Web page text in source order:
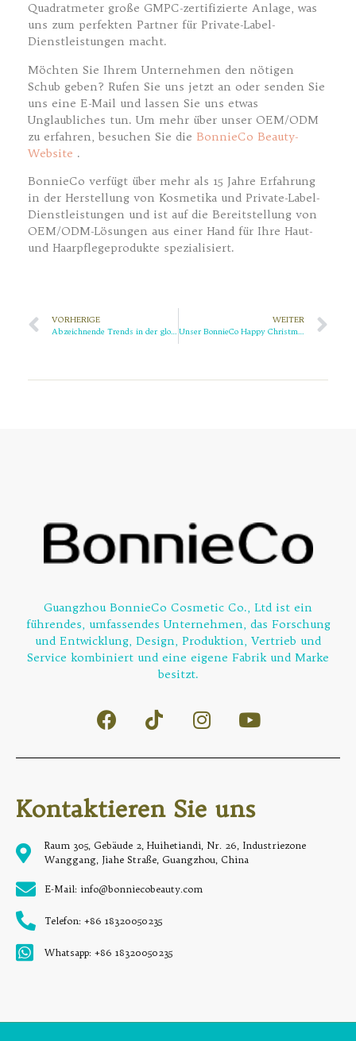
Quadratmeter große GMPC-zertifizierte Anlage, was
uns zum perfekten Partner für Private-Label-
Dienstleistungen macht.
Möchten Sie Ihrem Unternehmen den nötigen
Schub geben? Rufen Sie uns jetzt an oder senden Sie
uns eine E-Mail und lassen Sie uns etwas
Unglaubliches tun. Um mehr über unser OEM/ODM
zu erfahren, besuchen Sie die BonnieCo Beauty-
Website .
BonnieCo verfügt über mehr als 15 Jahre Erfahrung
in der Herstellung von Kosmetika und Private-Label-
Dienstleistungen und ist auf die Bereitstellung von
OEM/ODM-Lösungen aus einer Hand für Ihre Haut-
und Haarpflegeprodukte spezialisiert.
VORHERIGE
Abzeichnende Trends in der globalen Hautpflegebranche: Ein Ausblick auf 2024
WEITER
Unser BonnieCo Happy Christmas Event ist erfolgreich zu Ende gegangen
Guangzhou BonnieCo Cosmetic Co., Ltd ist ein
führendes, umfassendes Unternehmen, das Forschung
und Entwicklung, Design, Produktion, Vertrieb und
Service kombiniert und eine eigene Fabrik und Marke
besitzt.
Kontaktieren Sie uns
Raum 305, Gebäude 2, Huihetiandi, Nr. 26, Industriezone
Wanggang, Jiahe Straße, Guangzhou, China
E-Mail: info@bonniecobeauty.com
Telefon: +86 18320050235
Whatsapp: +86 18320050235